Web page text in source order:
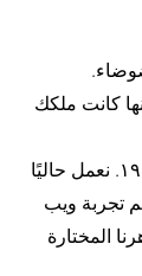
كانت ملكك
أهلاً بكم في عالم جواهر ١٩٠٥. نعمل حاليًا
تجربة ويب
المختارة